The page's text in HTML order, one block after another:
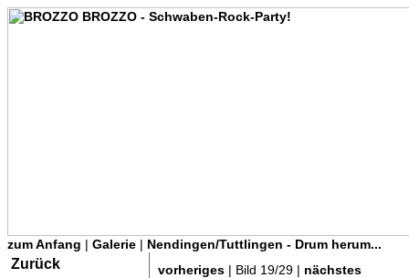
zum Anfang | Galerie | Nendingen/Tuttlingen - Drum herum...
Zurück vorheriges | Bild 19/29 | nächstes